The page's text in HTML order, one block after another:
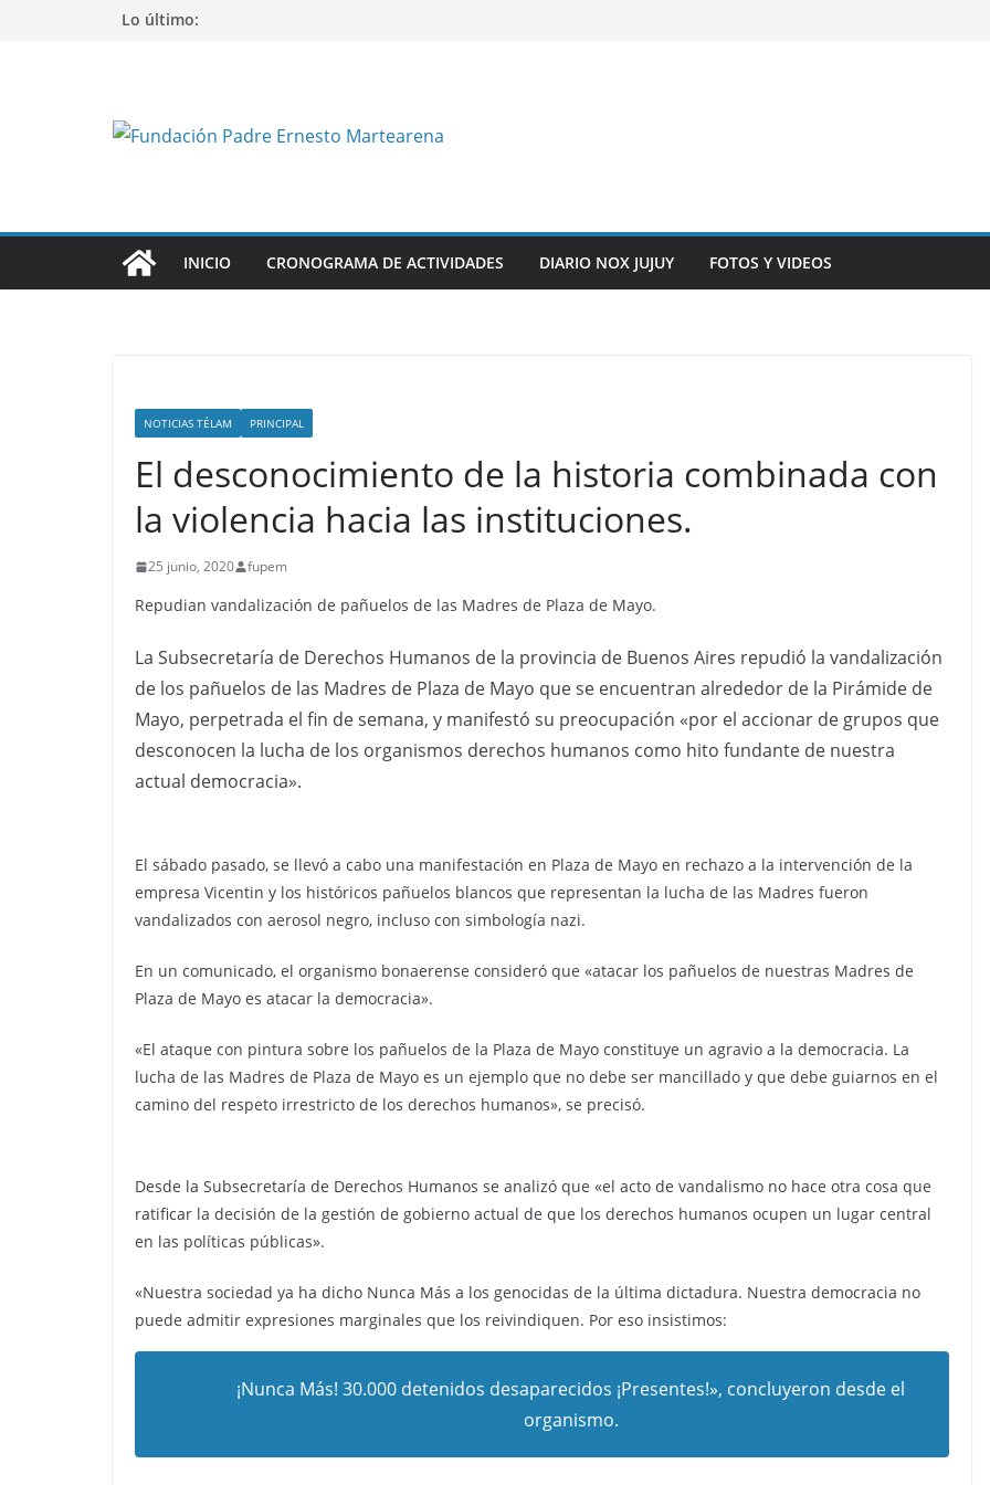
Lo último:
INICIO CRONOGRAMA DE ACTIVIDADES DIARIO NOX JUJUY FOTOS Y VIDEOS
NOTICIAS TÉLAM PRINCIPAL
El desconocimiento de la historia combinada con
la violencia hacia las instituciones.
25 junio, 2020 fupem
Repudian vandalización de pañuelos de las Madres de Plaza de Mayo.
La Subsecretaría de Derechos Humanos de la provincia de Buenos Aires repudió la vandalización
de los pañuelos de las Madres de Plaza de Mayo que se encuentran alrededor de la Pirámide de
Mayo, perpetrada el fin de semana, y manifestó su preocupación «por el accionar de grupos que
desconocen la lucha de los organismos derechos humanos como hito fundante de nuestra
actual democracia».
El sábado pasado, se llevó a cabo una manifestación en Plaza de Mayo en rechazo a la intervención de la
empresa Vicentin y los históricos pañuelos blancos que representan la lucha de las Madres fueron
vandalizados con aerosol negro, incluso con simbología nazi.
En un comunicado, el organismo bonaerense consideró que «atacar los pañuelos de nuestras Madres de
Plaza de Mayo es atacar la democracia».
«El ataque con pintura sobre los pañuelos de la Plaza de Mayo constituye un agravio a la democracia. La
lucha de las Madres de Plaza de Mayo es un ejemplo que no debe ser mancillado y que debe guiarnos en el
camino del respeto irrestricto de los derechos humanos», se precisó.
Desde la Subsecretaría de Derechos Humanos se analizó que «el acto de vandalismo no hace otra cosa que
ratificar la decisión de la gestión de gobierno actual de que los derechos humanos ocupen un lugar central
en las políticas públicas».
«Nuestra sociedad ya ha dicho Nunca Más a los genocidas de la última dictadura. Nuestra democracia no
puede admitir expresiones marginales que los reivindiquen. Por eso insistimos:
¡Nunca Más! 30.000 detenidos desaparecidos ¡Presentes!», concluyeron desde el
organismo.